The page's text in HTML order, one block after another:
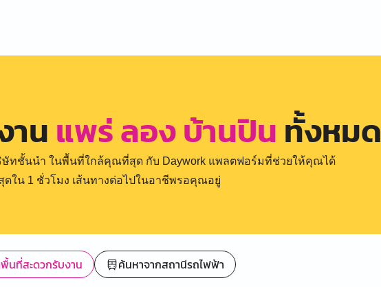
าน แพร่ ลอง บ้านปิน ทั้งหมด
ทชั้นนำ ในพื้นที่ใกล้คุณที่สุด กับ Daywork แพลตฟอร์มที่ช่วยให้คุณได้
สุดใน 1 ชั่วโมง เส้นทางต่อไปในอาชีพรอคุณอยู่
นที่สะดวกรับงาน ค้นหาจากสถานีรถไฟฟ้า